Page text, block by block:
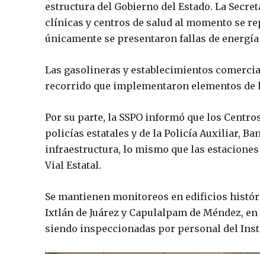
estructura del Gobierno del Estado. La
clínicas y centros de salud al momento se
únicamente se presentaron fallas de
Las gasolineras y establecimientos
recorrido que implementaron elementos de
Por su parte, la SSPO informó que los
policías estatales y de la Policía Auxiliar,
infraestructura, lo mismo que las
Vial Estatal.
Se mantienen monitoreos en edificios
Ixtlán de Juárez y Capulalpam de Méndez,
siendo inspeccionadas por personal del